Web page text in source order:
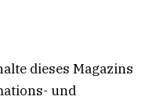
dieses Magazins
und